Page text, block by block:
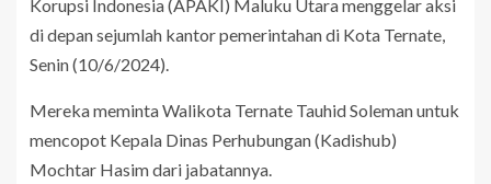
Korupsi Indonesia (APAKI) Maluku Utara menggelar aksi
di depan sejumlah kantor pemerintahan di Kota Ternate,
Senin (10/6/2024).
Mereka meminta Walikota Ternate Tauhid Soleman untuk
mencopot Kepala Dinas Perhubungan (Kadishub)
Mochtar Hasim dari jabatannya.